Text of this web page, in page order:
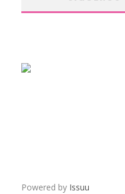
Powered by Issuu